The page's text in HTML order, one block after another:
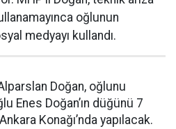
oğlunun
medyayı kullandı.
Doğan, oğlunu
Enes Doğan’ın düğünü 7
Konağı’nda yapılacak.